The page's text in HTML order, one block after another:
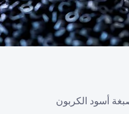
أسود الكربون